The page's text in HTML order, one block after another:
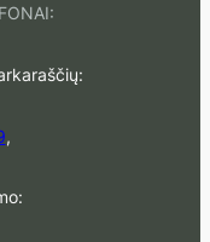
,